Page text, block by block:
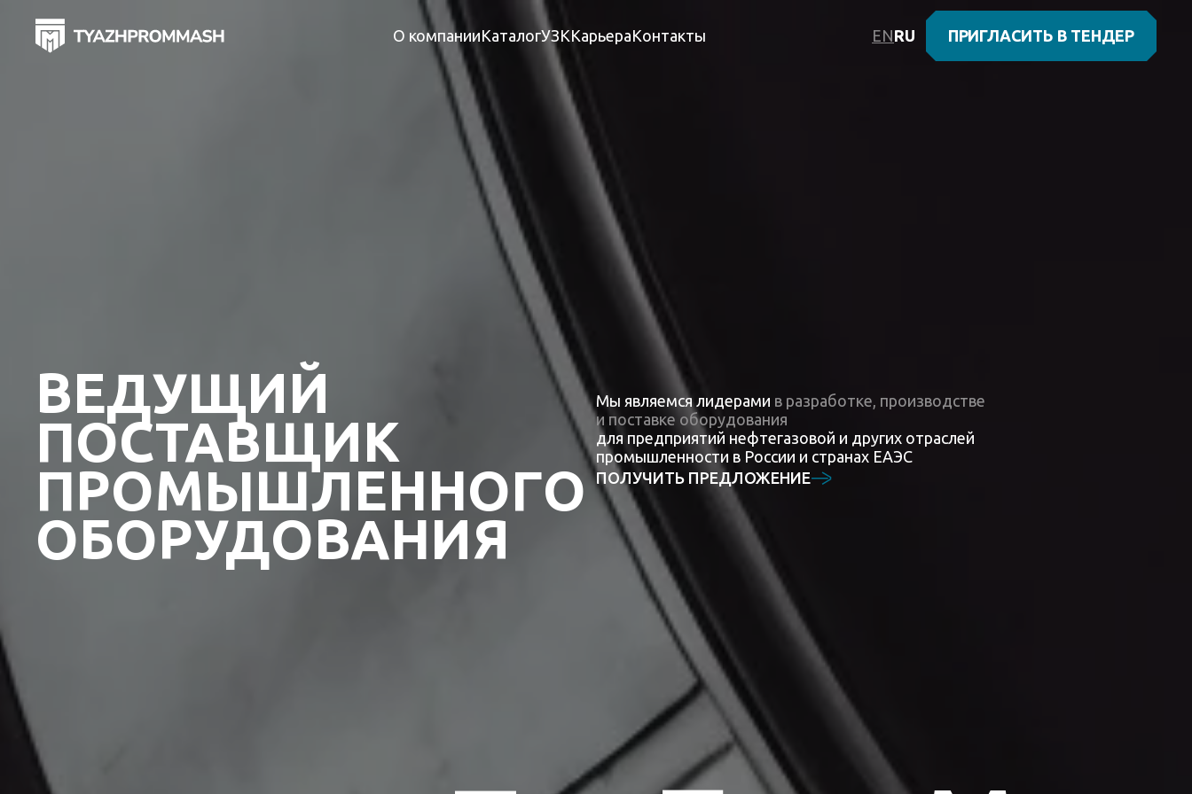
ТЕХНОЛОГИИ УСТОЙЧИВОГО БУДУЩЕГО
ТЯЖПРОММАШ
О компанииКаталогУЗККарьераКонтакты ENRU ПРИГЛАСИТЬ В ТЕНДЕР
ВЕДУЩИЙ
ПОСТАВЩИК
ПРОМЫШЛЕННОГО
ОБОРУДОВАНИЯ
Мы являемся лидерами в разработке, производстве
и поставке оборудования
для предприятий нефтегазовой и других отраслей
промышленности в России и странах ЕАЭС
ПОЛУЧИТЬ ПРЕДЛОЖЕНИЕ